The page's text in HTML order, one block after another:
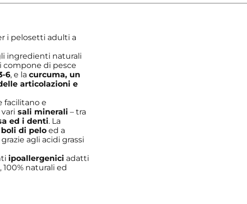
i pelosetti adulti a
ingredienti naturali
compone di pesce
6, e lacurcuma, un
articolazioni e
facilitano e
sali minerali – tra
ed i denti. La
di pelo ed a
agli acidi grassi
ipoallergenici adatti
naturali ed